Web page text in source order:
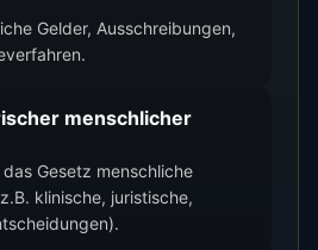
Gelder, Ausschreibungen,
menschlicher
Gesetz menschliche
klinische, juristische,